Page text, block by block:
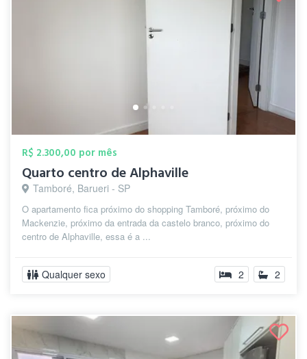
R$ 2.300,00 por mês
Quarto centro de Alphaville
Tamboré, Barueri - SP
O apartamento fica próximo do shopping Tamboré, próximo do
Mackenzie, próximo da entrada da castelo branco, próximo do
centro de Alphaville, essa é a ...
Qualquer sexo 2 2